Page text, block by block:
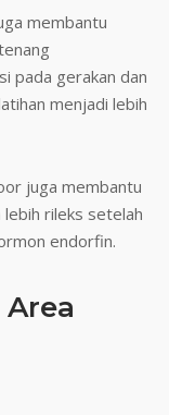
membantu
pada gerakan dan
menjadi lebih
juga membantu
rileks setelah
endorfin.